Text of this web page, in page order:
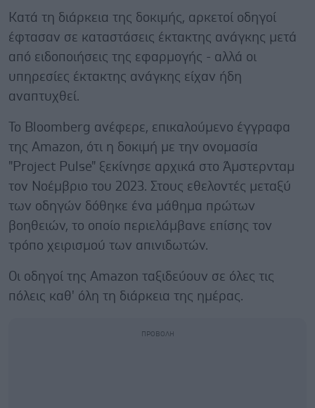
Κατά τη διάρκεια της δοκιμής, αρκετοί οδηγοί
έφτασαν σε καταστάσεις έκτακτης ανάγκης μετά
από ειδοποιήσεις της εφαρμογής - αλλά οι
υπηρεσίες έκτακτης ανάγκης είχαν ήδη
αναπτυχθεί.
Το Bloomberg ανέφερε, επικαλούμενο έγγραφα
της Amazon, ότι η δοκιμή με την ονομασία
"Project Pulse" ξεκίνησε αρχικά στο Άμστερνταμ
τον Νοέμβριο του 2023. Στους εθελοντές μεταξύ
των οδηγών δόθηκε ένα μάθημα πρώτων
βοηθειών, το οποίο περιελάμβανε επίσης τον
τρόπο χειρισμού των απινιδωτών.
Οι οδηγοί της Amazon ταξιδεύουν σε όλες τις
πόλεις καθ' όλη τη διάρκεια της ημέρας.